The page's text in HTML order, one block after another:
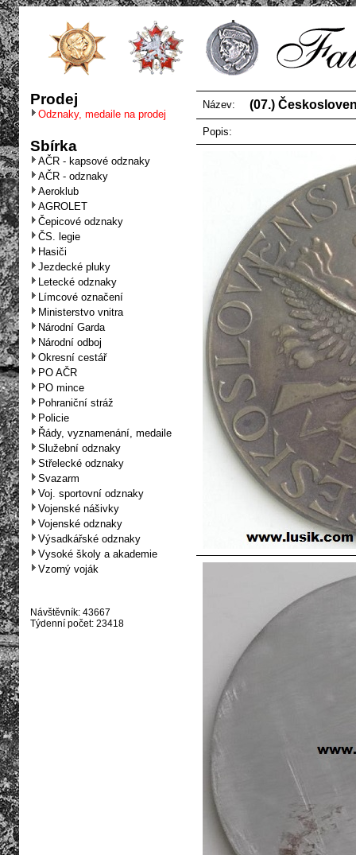
Prodej
Odznaky, medaile na prodej
Sbírka
AČR - kapsové odznaky
AČR - odznaky
Aeroklub
AGROLET
Čepicové odznaky
ČS. legie
Hasiči
Jezdecké pluky
Letecké odznaky
Límcové označení
Ministerstvo vnitra
Národní Garda
Národní odboj
Okresní cestář
PO AČR
PO mince
Pohraniční stráž
Policie
Řády, vyznamenání, medaile
Služební odznaky
Střelecké odznaky
Svazarm
Voj. sportovní odznaky
Vojenské nášivky
Vojenské odznaky
Výsadkářské odznaky
Vysoké školy a akademie
Vzorný voják
Návštěvník: 43667
Týdenní počet: 23418
Název: (07.)
Popis: